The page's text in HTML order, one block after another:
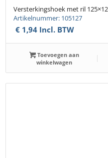
Versterkingshoek met ril
Artikelnummer: 105127
€ 1,94 Incl. BTW
Toevoegen aan
winkelwagen